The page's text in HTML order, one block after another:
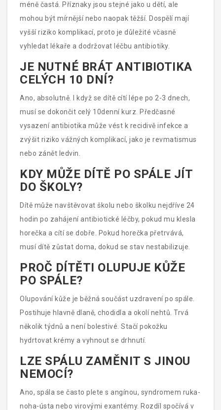
méně častá. Příznaky jsou stejné jako u dětí, ale
mohou být mírnější nebo naopak těžší. Dospělí mají
vyšší riziko komplikací, proto je důležité včasně
vyhledat lékaře a dodržovat léčbu antibiotiky.
JE NUTNÉ BRÁT ANTIBIOTIKA
CELÝCH 10 DNÍ?
Ano, absolutně. I když se dítě cítí lépe po 2-3 dnech,
musí se dokončit celý 10denní kurz. Předčasné
vysazení antibiotika může vést k recidivě infekce a
zvýšit riziko vážných komplikací, jako je revmatismus
nebo zánět ledvin.
KDY MŮŽE DÍTĚ PO SPÁLE JÍT
DO ŠKOLY?
Dítě může navštěvovat školu nebo školku nejdříve 24
hodin po zahájení antibiotické léčby, pokud mu klesla
horečka a cítí se dobře. Pokud horečka přetrvává,
musí dítě zůstat doma, dokud se stav nestabilizuje.
PROČ DÍTĚTI OLUPUJE KŮŽE
PO SPÁLE?
Olupování kůže je běžná součást uzdravení po spále.
Postihuje hlavně dlaně, chodidla a okolí nehtů. Trvá
několik týdnů a není bolestivé. Stačí pokožku
hydrtovat krémy a vyhnout se drhnutí.
LZE SPÁLU ZAMĚNIT S JINOU
NEMOCÍ?
Ano, spála se často pletе s angínou, syndromem ruka-
noha-ústa nebo virovými exantémy. Rozdíl spočívá v